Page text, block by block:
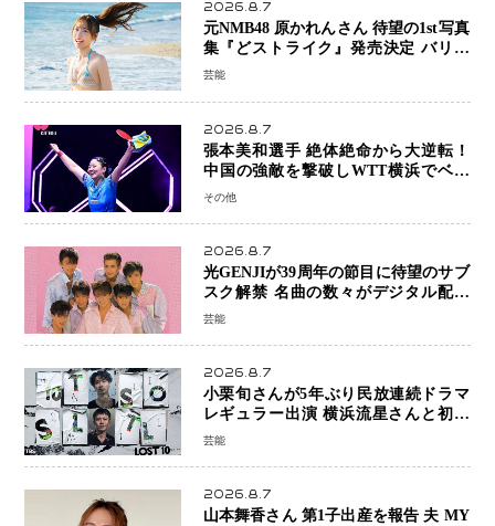
2026.8.7
元NMB48 原かれんさん 待望の1st写真
集『どストライク』発売決定 バリで
魅せる25歳の新境地
芸能
2026.8.7
張本美和選手 絶体絶命から大逆転！
中国の強敵を撃破しWTT横浜でベス
ト8進出
その他
2026.8.7
光GENJIが39周年の節目に待望のサブ
スク解禁 名曲の数々がデジタル配信
へ 40周年へ向け1年間で全作品を順次
芸能
2026.8.7
小栗旬さんが5年ぶり民放連続ドラマ
レギュラー出演 横浜流星さんと初共
演『LOST10』で異色バディ結成
芸能
2026.8.7
山本舞香さん 第1子出産を報告 夫 MY